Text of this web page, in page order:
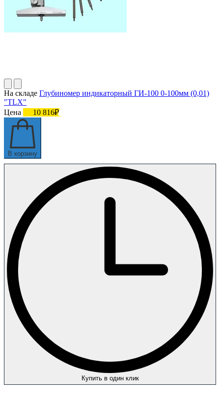
На складе Глубиномер индикаторный ГИ-100 0-100мм (0,01)
"TLX"
Цена
10 816₽
В корзину
Купить в один клик